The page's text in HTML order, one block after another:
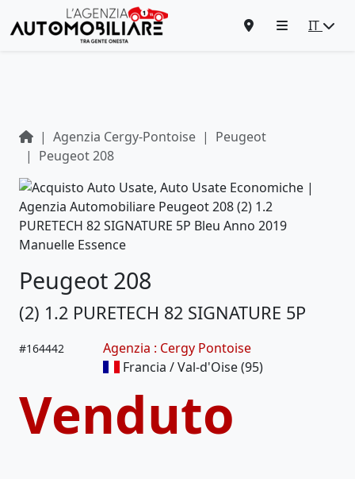
IT
Agenzia Cergy-Pontoise
Peugeot
Peugeot 208
Peugeot 208
(2) 1.2 PURETECH 82 SIGNATURE 5P
#164442
Agenzia : Cergy Pontoise
Francia / Val-d'Oise (95)
Venduto